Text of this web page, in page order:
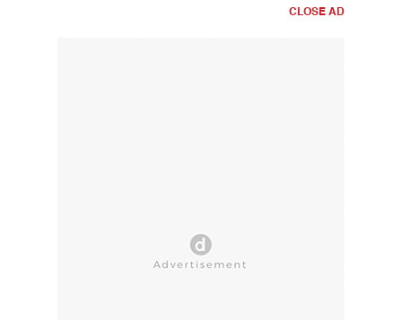
CLOSE AD